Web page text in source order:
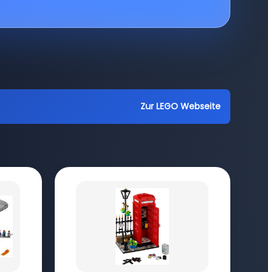
Zur LEGO Webseite